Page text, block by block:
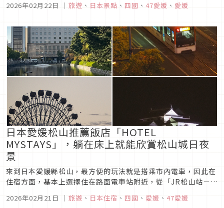
距離松山市區車程約40分鐘的小站「三津站」！
2026年02月22日 ｜ 旅遊 、 日本景點 、 四國 、 47愛媛 、 愛媛
日本愛媛松山推薦飯店「HOTEL
MYSTAYS」，躺在床上就能欣賞松山城日夜
景
來到日本愛媛縣松山，最方便的玩法就是搭乘市內電車，因此在
住宿方面，基本上選擇住在路面電車站附近，從「JR松山站－大
得到松山城，又相對安靜的「Mystay飯店」！
2026年02月21日 ｜ 旅遊 、 日本住宿 、 四國 、 愛媛 、 47愛媛